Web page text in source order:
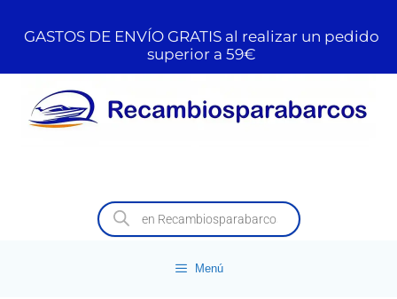
GASTOS DE ENVÍO GRATIS al realizar un pedido
superior a 59€
Menú